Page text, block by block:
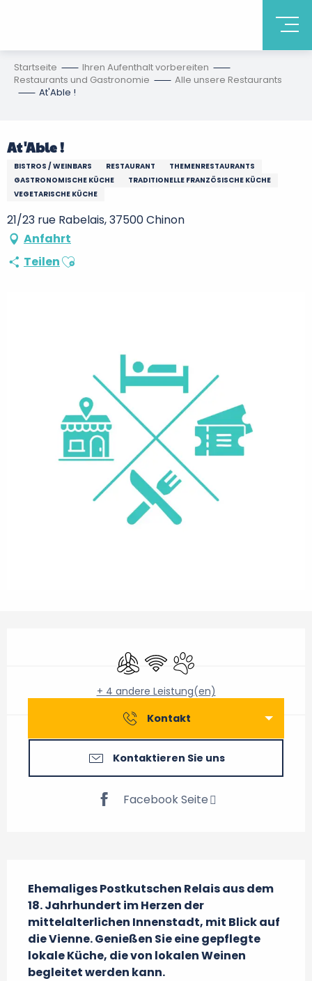
Startseite
Ihren Aufenthalt vorbereiten
Restaurants und Gastronomie
Alle unsere Restaurants
At'Able !
At'Able !
BISTROS / WEINBARS RESTAURANT
THEMENRESTAURANTS
GASTRONOMISCHE KÜCHE
TRADITIONELLE FRANZÖSISCHE KÜCHE
VEGETARISCHE KÜCHE
21/23 rue Rabelais, 37500 Chinon
Anfahrt
TeilenAjouter aux favoris
Klimaanlage
Wi-Fi Tiere erlaubt
+ 4 andere Leistung(en)
Kontakt
Kontaktieren Sie uns
Facebook Seite
Ehemaliges Postkutschen Relais aus dem
18. Jahrhundert im Herzen der
mittelalterlichen Innenstadt, mit Blick auf
die Vienne. Genießen Sie eine gepflegte
lokale Küche, die von lokalen Weinen
begleitet werden kann.